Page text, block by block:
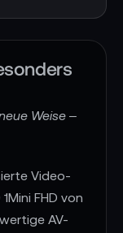
Weise –
Video-
FHD von
AV-